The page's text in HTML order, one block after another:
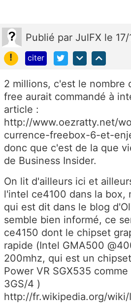
Publié par JulFX le
!
citer
2 millions, c'est le nombre
free aurait commandé à
article :
http://www.oezratty.net/
currence-freebox-6-et-
donc que c'est de la que
de Business Insider.
On lit d'ailleurs ici et
l'intel ce4100 dans la box,
qui est dit dans le blog
semble bien informé, ce
ce4150 dont le chipset
rapide (Intel GMA500
200mhz, qui est un
Power VR SGX535
3GS/4 )
http://fr.wikipedia.org/wiki/